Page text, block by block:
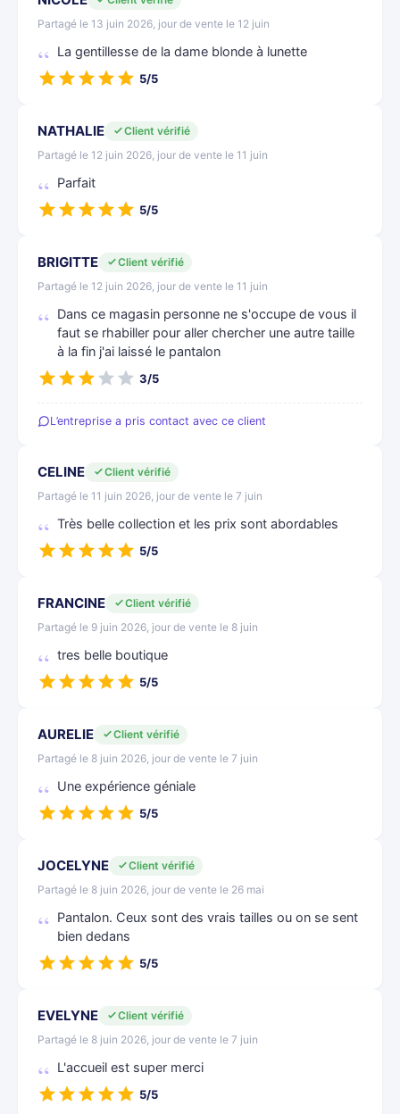
Partagé le 13 juin 2026, jour de vente le 12 juin
La gentillesse de la dame blonde à lunette
5/5
NATHALIE
Client vérifié
Partagé le 12 juin 2026, jour de vente le 11 juin
Parfait
5/5
BRIGITTE
Client vérifié
Partagé le 12 juin 2026, jour de vente le 11 juin
Dans ce magasin personne ne s'occupe de vous il
faut se rhabiller pour aller chercher une autre taille
à la fin j'ai laissé le pantalon
3/5
L’entreprise a pris contact avec ce client
CELINE
Client vérifié
Partagé le 11 juin 2026, jour de vente le 7 juin
Très belle collection et les prix sont abordables
5/5
FRANCINE
Client vérifié
Partagé le 9 juin 2026, jour de vente le 8 juin
tres belle boutique
5/5
AURELIE
Client vérifié
Partagé le 8 juin 2026, jour de vente le 7 juin
Une expérience géniale
5/5
JOCELYNE
Client vérifié
Partagé le 8 juin 2026, jour de vente le 26 mai
Pantalon. Ceux sont des vrais tailles ou on se sent
bien dedans
5/5
EVELYNE
Client vérifié
Partagé le 8 juin 2026, jour de vente le 7 juin
L'accueil est super merci
5/5